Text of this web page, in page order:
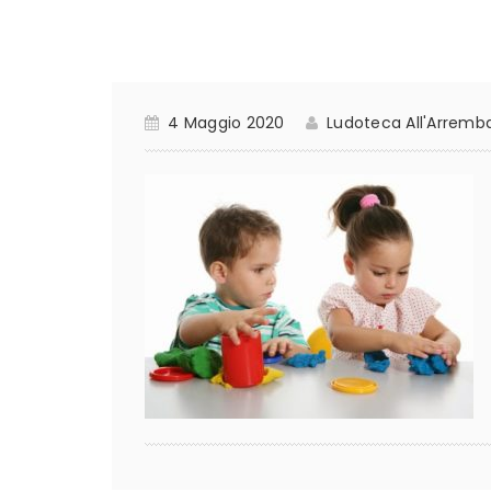
4 Maggio 2020 Ludoteca